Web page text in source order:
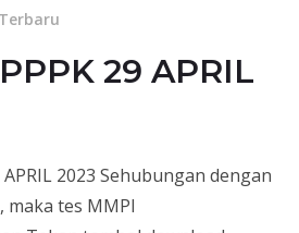
29 APRIL
2023 Sehubungan dengan
maka tes MMPI